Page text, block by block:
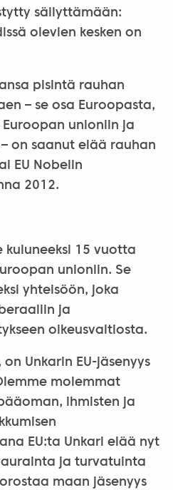
säilyttämään:
olevien kesken on
pisintä rauhan
– se osa Euroopasta,
unioniin ja
on saanut elää rauhan
EU Nobelin
2012.
kuluneeksi 15 vuotta
unioniin. Se
yhteisöön, joka
ja
oikeusvaltiosta.
Unkarin EU-jäsenyys
molemmat
ihmisten ja
EU:ta Unkari elää nyt
ja turvatuinta
maan jäsenyys